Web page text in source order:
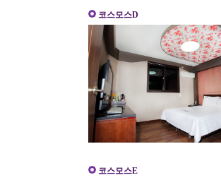
코스모스D
코스모스E